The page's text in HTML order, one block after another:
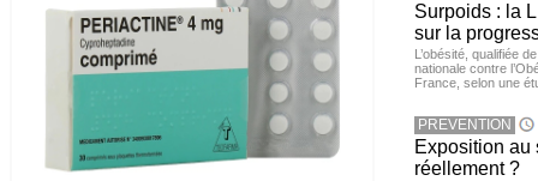
Surpoids : la
sur la
L’obésité, qualifiée
nationale contre
France, selon une
PREVENTION
Exposition au
réellement ?